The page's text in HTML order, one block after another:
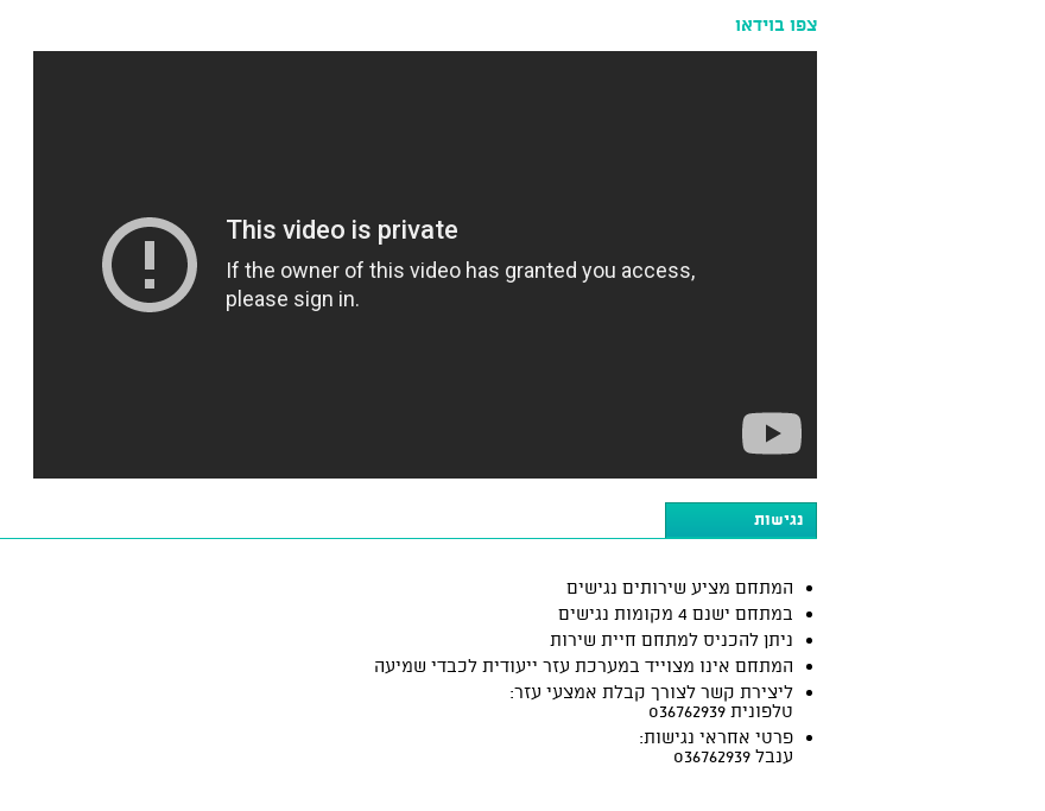
צפו בוידאו
נגישות
המתחם מציע שירותים נגישים
במתחם ישנם 4 מקומות נגישים
ניתן להכניס למתחם חיית שירות
המתחם אינו מצוייד במערכת עזר ייעודית לכבדי שמיעה
ליצירת קשר לצורך קבלת אמצעי עזר:
טלפונית 036762939
פרטי אחראי נגישות:
ענבל 036762939